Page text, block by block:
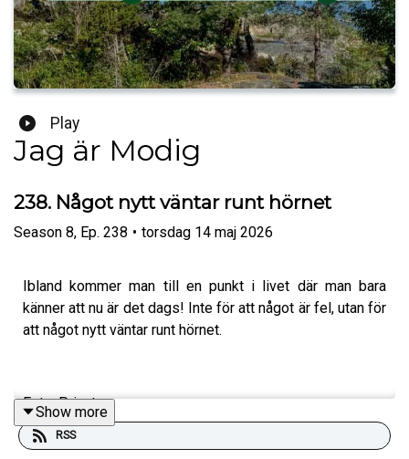
Play
Jag är Modig
238. Något nytt väntar runt hörnet
Season 8, Ep. 238 • torsdag 14 maj 2026
Ibland kommer man till en punkt i livet där man bara
känner att nu är det dags! Inte för att något är fel, utan för
att något nytt väntar runt hörnet.
Foto: Privat
Show more
RSS